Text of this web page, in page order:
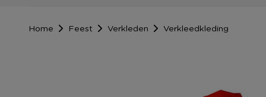
Home Feest Verkleden Verkleedkleding